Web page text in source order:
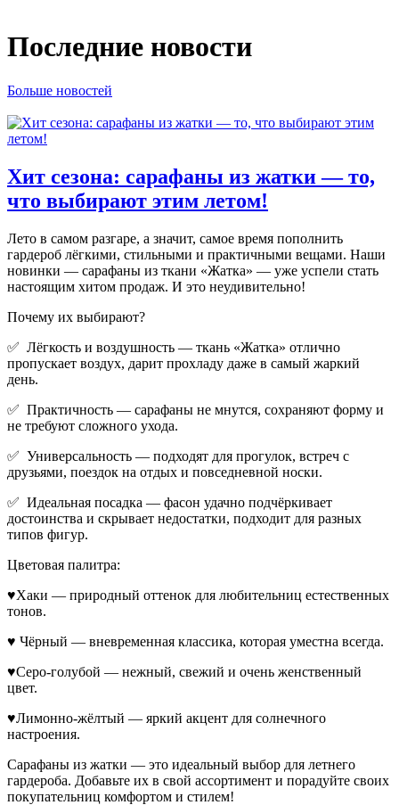
Последние новости
Больше новостей
Хит сезона: сарафаны из жатки — то,
что выбирают этим летом!
Лето в самом разгаре, а значит, самое время пополнить
гардероб лёгкими, стильными и практичными вещами. Наши
новинки — сарафаны из ткани «Жатка» — уже успели стать
настоящим хитом продаж. И это неудивительно!
Почему их выбирают?
✅ Лёгкость и воздушность — ткань «Жатка» отлично
пропускает воздух, дарит прохладу даже в самый жаркий
день.
✅ Практичность — сарафаны не мнутся, сохраняют форму и
не требуют сложного ухода.
✅ Универсальность — подходят для прогулок, встреч с
друзьями, поездок на отдых и повседневной носки.
✅ Идеальная посадка — фасон удачно подчёркивает
достоинства и скрывает недостатки, подходит для разных
типов фигур.
Цветовая палитра:
♥Хаки — природный оттенок для любительниц естественных
тонов.
♥ Чёрный — вневременная классика, которая уместна всегда.
♥Серо-голубой — нежный, свежий и очень женственный
цвет.
♥Лимонно-жёлтый — яркий акцент для солнечного
настроения.
Сарафаны из жатки — это идеальный выбор для летнего
гардероба. Добавьте их в свой ассортимент и порадуйте своих
покупательниц комфортом и стилем!